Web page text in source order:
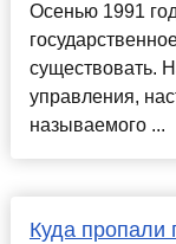
Осенью 1991
существовать.
управления,
называемого ...
Куда